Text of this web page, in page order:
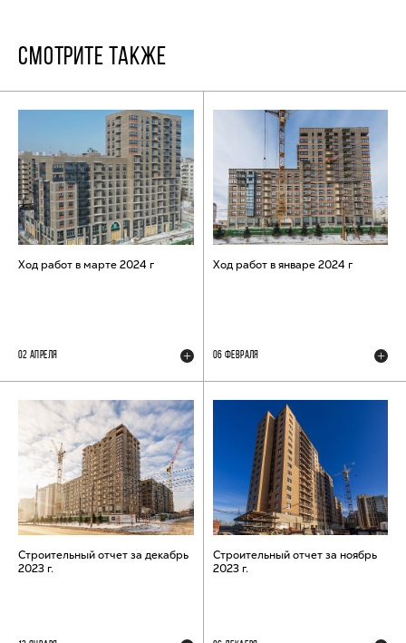
СМОТРИТЕ ТАКЖЕ
Ход работ в марте 2024 г
02 АПРЕЛЯ
Ход работ в январе 2024 г
06 ФЕВРАЛЯ
Строительный отчет за декабрь
2023 г.
Строительный отчет за ноябрь
2023 г.